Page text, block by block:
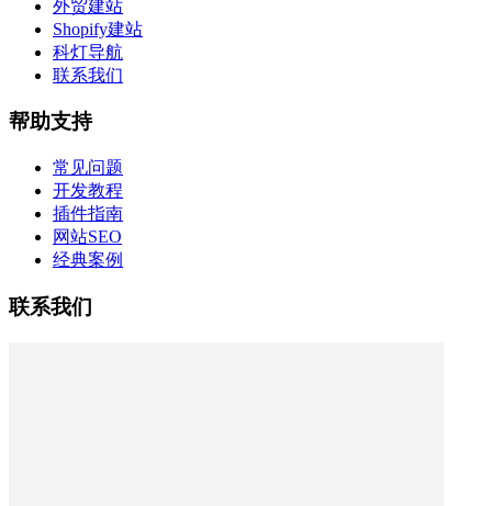
外贸建站
Shopify建站
科灯导航
联系我们
帮助支持
常见问题
开发教程
插件指南
网站SEO
经典案例
联系我们